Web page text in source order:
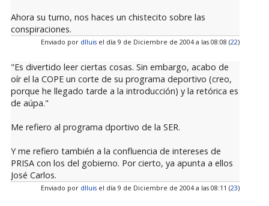
Ahora su turno, nos haces un chistecito sobre las
conspiraciones.
Enviado por dlluisel día 9 de Diciembre de 2004 a las 08:08 (22)
"Es divertido leer ciertas cosas. Sin embargo, acabo de
oír el la COPE un corte de su programa deportivo (creo,
porque he llegado tarde a la introducción) y la retórica es
de aúpa."
Me refiero al programa dportivo de la SER.
Y me refiero también a la confluencia de intereses de
PRISA con los del gobierno. Por cierto, ya apunta a ellos
José Carlos.
Enviado por dlluisel día 9 de Diciembre de 2004 a las 08:11 (23)